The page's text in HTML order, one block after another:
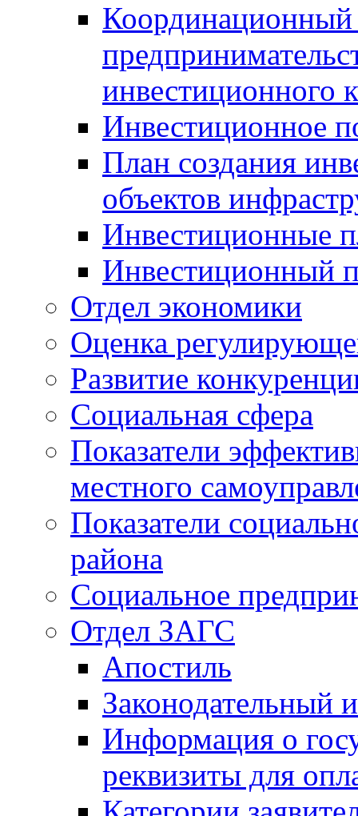
Координационный
инвестиционного
Инвестиционное
План создания
объектов
Инвестиционные
Инвестиционный
Отдел экономики
Оценка
Развитие
Социальная сфера
Показатели
местного
Показатели
района
Социальное
Отдел ЗАГС
Апостиль
Законодательный
Информация о
реквизиты для